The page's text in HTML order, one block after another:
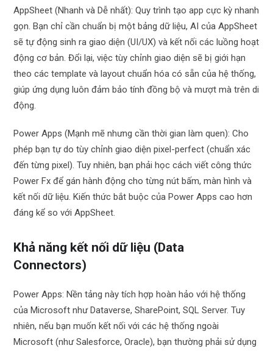
AppSheet (Nhanh và Dễ nhất): Quy trình tạo app cực kỳ nhanh
gọn. Bạn chỉ cần chuẩn bị một bảng dữ liệu, AI của AppSheet
sẽ tự động sinh ra giao diện (UI/UX) và kết nối các luồng hoạt
động cơ bản. Đổi lại, việc tùy chỉnh giao diện sẽ bị giới hạn
theo các template và layout chuẩn hóa có sẵn của hệ thống,
giúp ứng dụng luôn đảm bảo tính đồng bộ và mượt mà trên di
động.
Power Apps (Mạnh mẽ nhưng cần thời gian làm quen): Cho
phép bạn tự do tùy chỉnh giao diện pixel-perfect (chuẩn xác
đến từng pixel). Tuy nhiên, bạn phải học cách viết công thức
Power Fx để gán hành động cho từng nút bấm, màn hình và
kết nối dữ liệu. Kiến thức bắt buộc của Power Apps cao hơn
đáng kể so với AppSheet.
Khả năng kết nối dữ liệu (Data
Connectors)
Power Apps: Nền tảng này tích hợp hoàn hảo với hệ thống
của Microsoft như Dataverse, SharePoint, SQL Server. Tuy
nhiên, nếu bạn muốn kết nối với các hệ thống ngoài
Microsoft (như Salesforce, Oracle), bạn thường phải sử dụng